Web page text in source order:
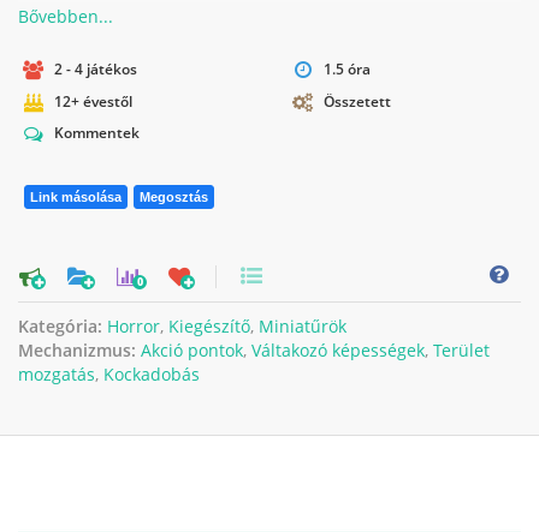
2 - 4 játékos
1.5 óra
12+ évestől
Összetett
Kommentek
Link másolása Megosztás
0
Kategória: Horror, Kiegészítő, Miniatűrök
Mechanizmus: Akció pontok, Váltakozó képességek, Terület
mozgatás, Kockadobás